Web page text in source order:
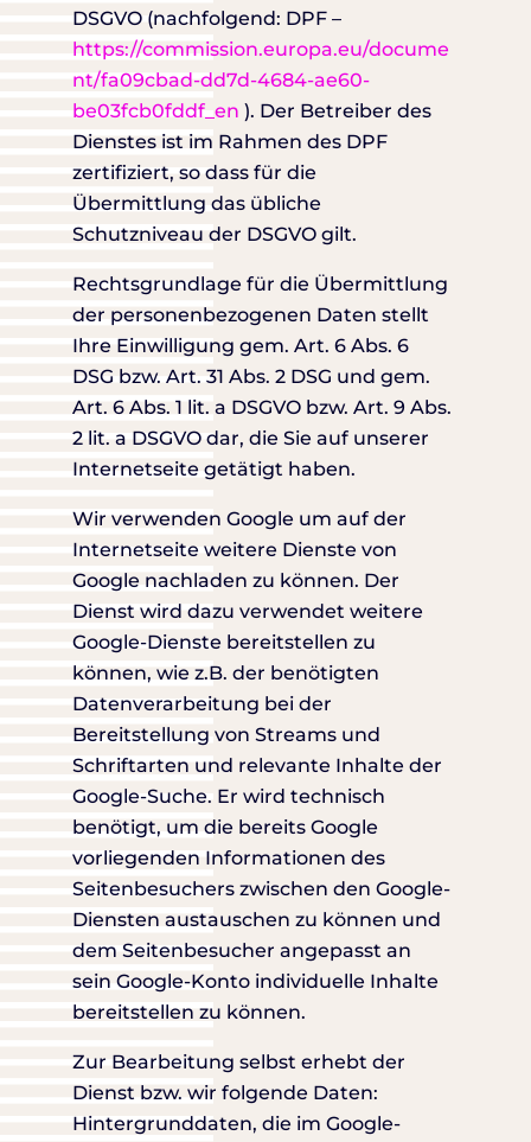
DSGVO (nachfolgend: DPF –
https://commission.europa.eu/docume
nt/fa09cbad-dd7d-4684-ae60-
be03fcb0fddf_en ). Der Betreiber des
Dienstes ist im Rahmen des DPF
zertifiziert, so dass für die
Übermittlung das übliche
Schutzniveau der DSGVO gilt.
Rechtsgrundlage für die Übermittlung
der personenbezogenen Daten stellt
Ihre Einwilligung gem. Art. 6 Abs. 6
DSG bzw. Art. 31 Abs. 2 DSG und gem.
Art. 6 Abs. 1 lit. a DSGVO bzw. Art. 9 Abs.
2 lit. a DSGVO dar, die Sie auf unserer
Internetseite getätigt haben.
Wir verwenden Google um auf der
Internetseite weitere Dienste von
Google nachladen zu können. Der
Dienst wird dazu verwendet weitere
Google-Dienste bereitstellen zu
können, wie z.B. der benötigten
Datenverarbeitung bei der
Bereitstellung von Streams und
Schriftarten und relevante Inhalte der
Google-Suche. Er wird technisch
benötigt, um die bereits Google
vorliegenden Informationen des
Seitenbesuchers zwischen den Google-
Diensten austauschen zu können und
dem Seitenbesucher angepasst an
sein Google-Konto individuelle Inhalte
bereitstellen zu können.
Zur Bearbeitung selbst erhebt der
Dienst bzw. wir folgende Daten:
Hintergrunddaten, die im Google-